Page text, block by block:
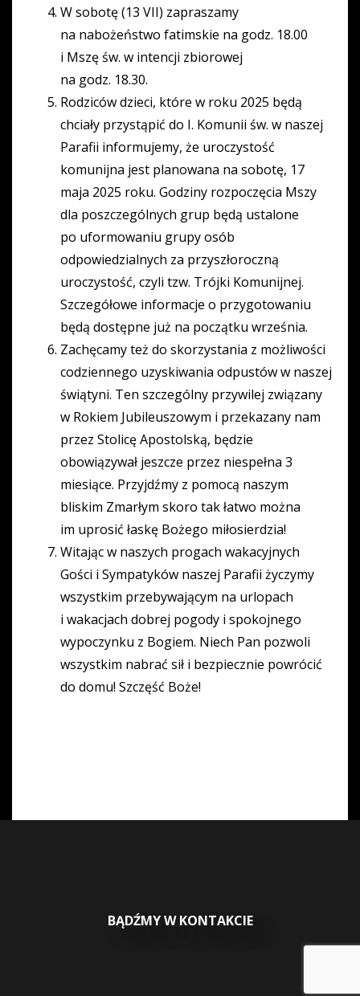
W sobotę (13 VII) zapraszamy
na nabożeństwo fatimskie na godz. 18.00
i Mszę św. w intencji zbiorowej
na godz. 18.30.
Rodziców dzieci, które w roku 2025 będą
chciały przystąpić do I. Komunii św. w naszej
Parafii informujemy, że uroczystość
komunijna jest planowana na sobotę, 17
maja 2025 roku. Godziny rozpoczęcia Mszy
dla poszczególnych grup będą ustalone
po uformowaniu grupy osób
odpowiedzialnych za przyszłoroczną
uroczystość, czyli tzw. Trójki Komunijnej.
Szczegółowe informacje o przygotowaniu
będą dostępne już na początku września.
Zachęcamy też do skorzystania z możliwości
codziennego uzyskiwania odpustów w naszej
świątyni. Ten szczególny przywilej związany
w Rokiem Jubileuszowym i przekazany nam
przez Stolicę Apostolską, będzie
obowiązywał jeszcze przez niespełna 3
miesiące. Przyjdźmy z pomocą naszym
bliskim Zmarłym skoro tak łatwo można
im uprosić łaskę Bożego miłosierdzia!
Witając w naszych progach wakacyjnych
Gości i Sympatyków naszej Parafii życzymy
wszystkim przebywającym na urlopach
i wakacjach dobrej pogody i spokojnego
wypoczynku z Bogiem. Niech Pan pozwoli
wszystkim nabrać sił i bezpiecznie powrócić
do domu! Szczęść Boże!
BĄDŹMY W KONTAKCIE